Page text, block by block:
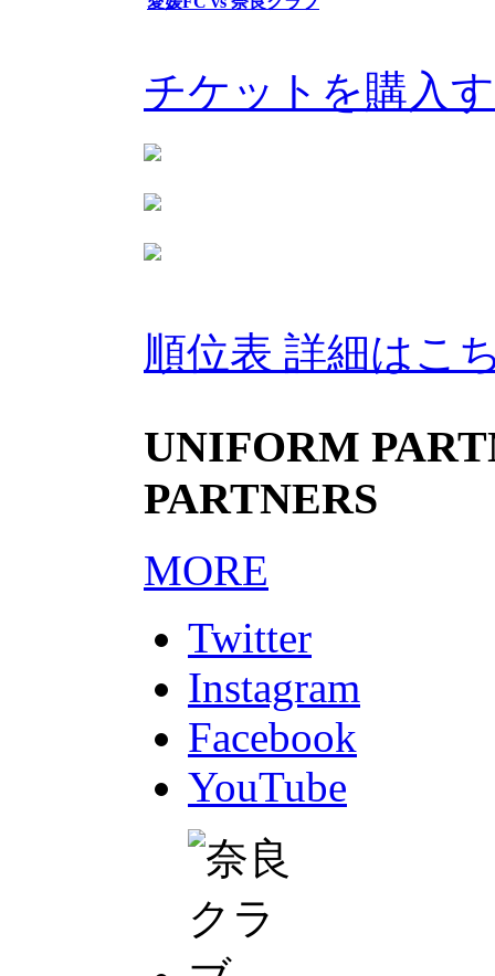
チケットを購入
順位表 詳細はこ
UNIFORM
PARTNERS
MORE
Twitter
Instagram
Facebook
YouTube